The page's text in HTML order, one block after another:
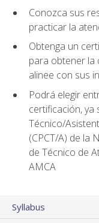
Conozca sus
practicar la
Obtenga un
para obtener la
alinee con sus
Podrá elegir
certificación, ya
Técnico/
(CPCT/A) de la
de Técnico de
AMCA
Syllabus